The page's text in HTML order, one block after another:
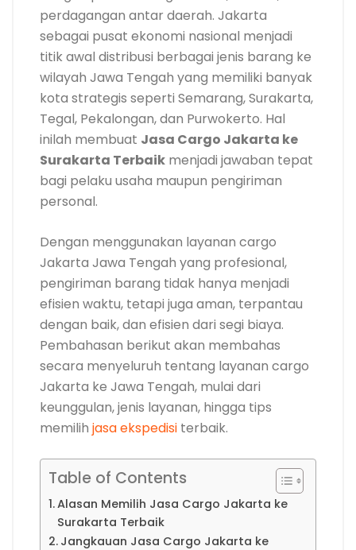
perdagangan antar daerah. Jakarta
sebagai pusat ekonomi nasional menjadi
titik awal distribusi berbagai jenis barang ke
wilayah Jawa Tengah yang memiliki banyak
kota strategis seperti Semarang, Surakarta,
Tegal, Pekalongan, dan Purwokerto. Hal
inilah membuat Jasa Cargo Jakarta ke
Surakarta Terbaik menjadi jawaban tepat
bagi pelaku usaha maupun pengiriman
personal.
Dengan menggunakan layanan cargo
Jakarta Jawa Tengah yang profesional,
pengiriman barang tidak hanya menjadi
efisien waktu, tetapi juga aman, terpantau
dengan baik, dan efisien dari segi biaya.
Pembahasan berikut akan membahas
secara menyeluruh tentang layanan cargo
Jakarta ke Jawa Tengah, mulai dari
keunggulan, jenis layanan, hingga tips
memilih jasa ekspedisi terbaik.
Table of Contents
Alasan Memilih Jasa Cargo Jakarta ke
Surakarta Terbaik
Jangkauan Jasa Cargo Jakarta ke